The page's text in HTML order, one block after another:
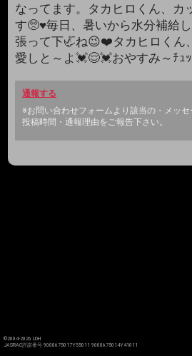
なってます。タカヒロくん、カ
す🥺♥️毎日、暑いから水分補給
張って下🦏ね😉❤️タカヒロくん
愛しと～よ💓😌💓おやすみ～ﾁｭ
通報する
※お問い合わせフォームより該当の・メッセ
投稿時間・通報理由をご報告下さい。
©2004-2026 LDH
JASRAC許諾番号 9008675017Y55011 9008675014Y41011